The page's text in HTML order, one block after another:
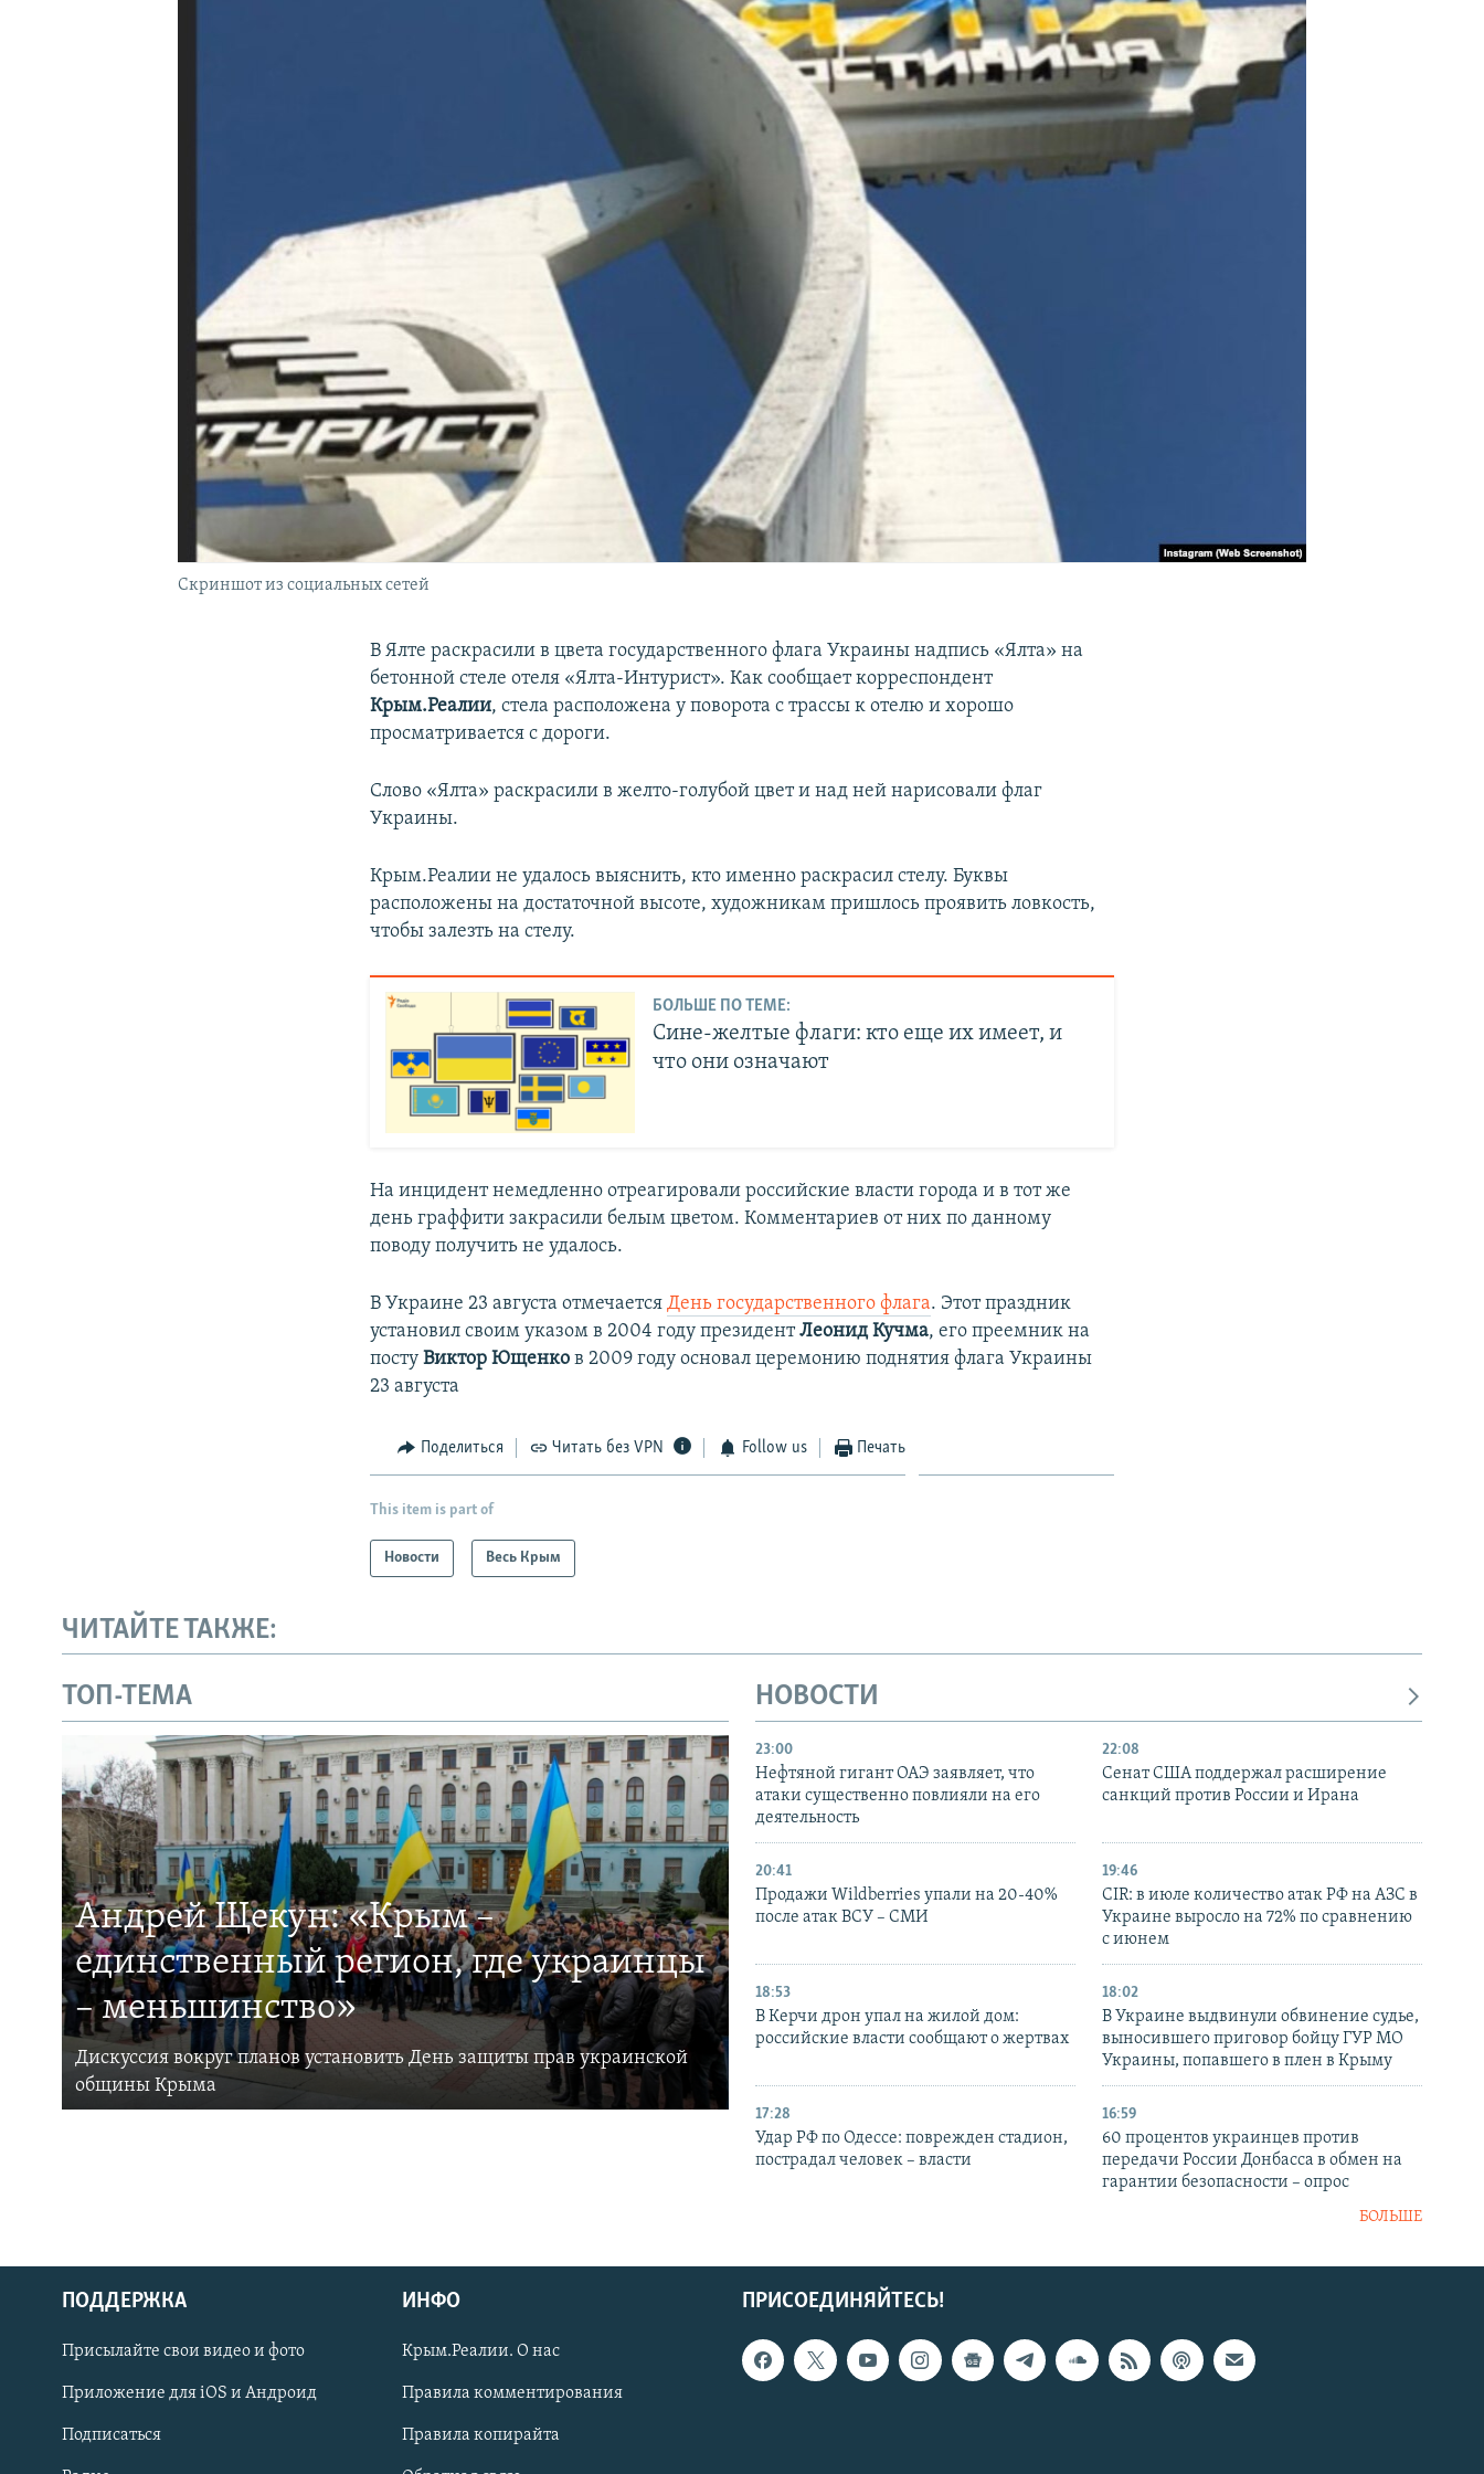
Українською
Qırımtatar
ПРИСОЕДИНЯЙТЕСЬ!
Скриншот из социальных сетей
В Ялте раскрасили в цвета государственного флага Украины надпись «Ялта» на
бетонной стеле отеля «Ялта-Интурист». Как сообщает корреспондент
Крым.Реалии, стела расположена у поворота с трассы к отелю и хорошо
просматривается с дороги.
Слово «Ялта» раскрасили в желто-голубой цвет и над ней нарисовали флаг
Украины.
Крым.Реалии не удалось выяснить, кто именно раскрасил стелу. Буквы
расположены на достаточной высоте, художникам пришлось проявить ловкость,
чтобы залезть на стелу.
БОЛЬШЕ ПО ТЕМЕ:
Сине-желтые флаги: кто еще их имеет, и
что они означают
На инцидент немедленно отреагировали российские власти города и в тот же
день граффити закрасили белым цветом. Комментариев от них по данному
поводу получить не удалось.
В Украине 23 августа отмечаетсяДень государственного флага. Этот праздник
установил своим указом в 2004 году президентЛеонид Кучма, его преемник на
постуВиктор Ющенков 2009 году основал церемонию поднятия флага Украины
23 августа
Поделиться Читать без VPN Follow us Печать
This item is part of
Новости Весь Крым
ЧИТАЙТЕ ТАКЖЕ:
ТОП-ТЕМА
Андрей Щекун: «Крым –
единственный регион, где украинцы
– меньшинство»
Дискуссия вокруг планов установить День защиты прав украинской
общины Крыма
НОВОСТИ
23:00
Нефтяной гигант ОАЭ заявляет, что
атаки существенно повлияли на его
деятельность
22:08
Сенат США поддержал расширение
санкций против России и Ирана
20:41
Продажи Wildberries упали на 20-40%
после атак ВСУ – СМИ
19:46
CIR: в июле количество атак РФ на АЗС в
Украине выросло на 72% по сравнению
с июнем
18:53
В Керчи дрон упал на жилой дом:
российские власти сообщают о жертвах
18:02
В Украине выдвинули обвинение судье,
выносившего приговор бойцу ГУР МО
Украины, попавшего в плен в Крыму
17:28
Удар РФ по Одессе: поврежден стадион,
пострадал человек – власти
16:59
60 процентов украинцев против
передачи России Донбасса в обмен на
гарантии безопасности – опрос
БОЛЬШЕ
ПРИСОЕДИНЯЙТЕСЬ!
ПОДДЕРЖКА
Присылайте свои видео и фото
Приложение для iOS и Андроид
Подписаться
ИНФО
Крым.Реалии. О нас
Правила комментирования
Правила копирайта